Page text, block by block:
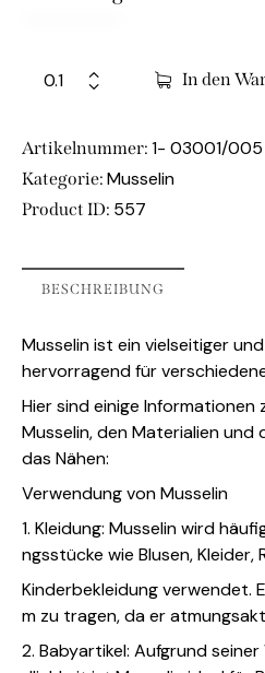
In den
Artikelnummer: 1- 03001/005
Kategorie: Musselin
Product ID: 557
BESCHREIBUNG
Musselin ist ein vielseitiger
hervorragend für
Hier sind einige Informationen
Musselin, den Materialien und
das Nähen:
Verwendung von Musselin
1. Kleidung: Musselin wird
ngsstücke wie Blusen, Kleider,
Kinderbekleidung verwendet.
m zu tragen, da er
2. Babyartikel: Aufgrund